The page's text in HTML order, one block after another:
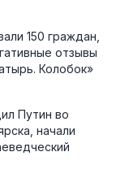
150 граждан,
отзывы
Колобок»
Путин во
начали